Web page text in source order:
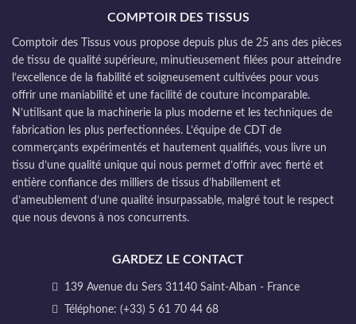
COMPTOIR DES TISSUS
Comptoir des Tissus vous propose depuis plus de 25 ans des pièces
de tissu de qualité supérieure, minutieusement filées pour atteindre
l’excellence de la fiabilité et soigneusement cultivées pour vous
offrir une maniabilité et une facilité de couture incomparable.
N’utilisant que la machinerie la plus moderne et les techniques de
fabrication les plus perfectionnées. L’équipe de CDT de
commerçants expérimentés et hautement qualifiés, vous livre un
tissu d’une qualité unique qui nous permet d’offrir avec fierté et
entière confiance des milliers de tissus d’habillement et
d’ameublement d’une qualité insurpassable, malgré tout le respect
que nous devons à nos concurrents.
GARDEZ LE CONTACT
139 Avenue du Sers 31140 Saint-Alban - France
Téléphone: (+33) 5 61 70 44 68